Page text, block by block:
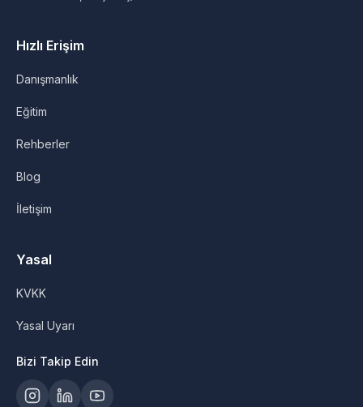
Hızlı Erişim
Danışmanlık
Eğitim
Rehberler
Blog
İletişim
Yasal
KVKK
Yasal Uyarı
Bizi Takip Edin